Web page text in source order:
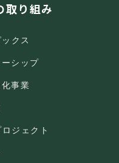
取り組み
クス
シップ
事業
ジェクト